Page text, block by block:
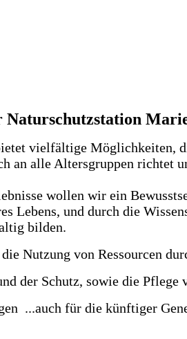
vielfältige Möglichkeiten,
an alle Altersgruppen
wollen wir ein
Lebens, und durch die
bilden.
Nutzung von Ressourcen
der Schutz, sowie die
...auch für die künftiger